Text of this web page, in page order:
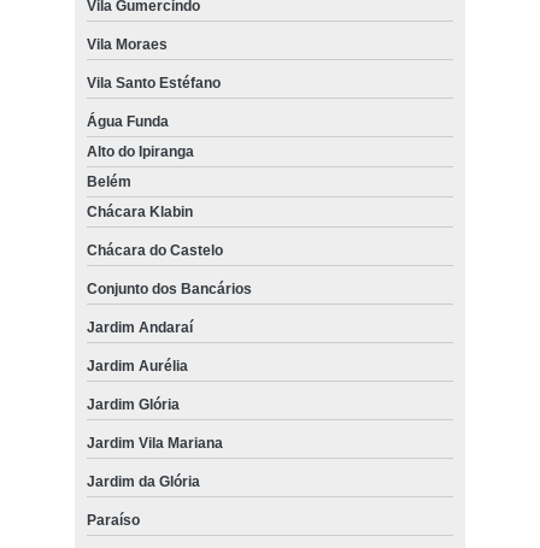
Vila Gumercindo
Vila Moraes
Vila Santo Estéfano
Água Funda
Alto do Ipiranga
Belém
Chácara Klabin
Chácara do Castelo
Conjunto dos Bancários
Jardim Andaraí
Jardim Aurélia
Jardim Glória
Jardim Vila Mariana
Jardim da Glória
Paraíso